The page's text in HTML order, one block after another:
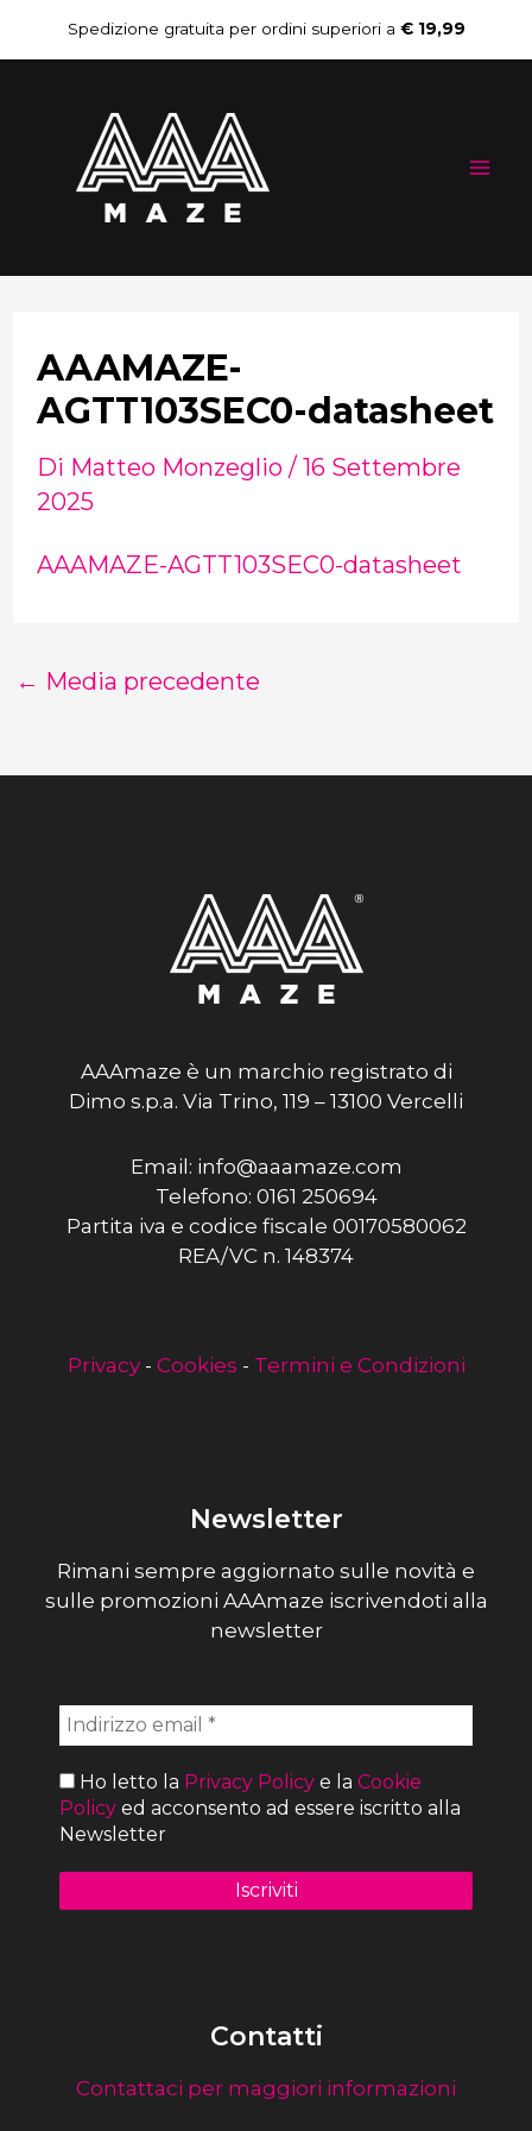
al
contenuto
Spedizione gratuita per ordini superiori a € 19,99
AAAMAZE-
AGTT103SEC0-datasheet
Di Matteo Monzeglio / 16 Settembre
2025
AAAMAZE-AGTT103SEC0-datasheet
Navigazione
articoli
← Media precedente
AAAmaze è un marchio registrato di
Dimo s.p.a. Via Trino, 119 – 13100 Vercelli
Email: info@aaamaze.com
Telefono: 0161 250694
Partita iva e codice fiscale 00170580062
REA/VC n. 148374
Privacy- Cookies - Termini e Condizioni
Newsletter
Rimani sempre aggiornato sulle novità e
sulle promozioni AAAmaze iscrivendoti alla
newsletter
Ho letto la Privacy Policy e la Cookie
Policy ed acconsento ad essere iscritto alla
Newsletter
Contatti
Contattaci per maggiori informazioni